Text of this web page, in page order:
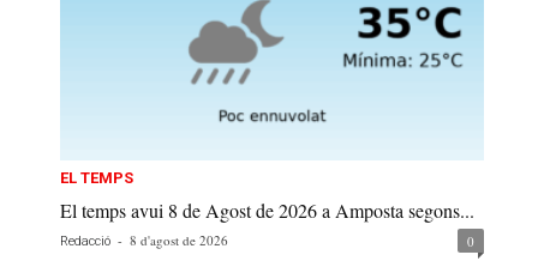
EL TEMPS
El temps avui 8 de Agost de 2026 a Amposta segons...
Redacció - 8 d'agost de 2026 0